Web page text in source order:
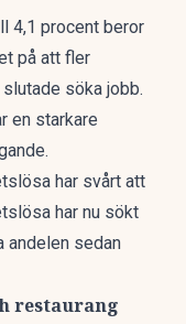
4,1 procent beror
på att fler
söka jobb.
en starkare
har svårt att
har nu sökt
andelen sedan
restaurang